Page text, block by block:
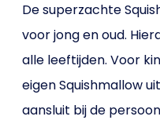
De superzachte
voor jong en oud.
alle leeftijden. Voor
eigen Squishmallow
aansluit bij de